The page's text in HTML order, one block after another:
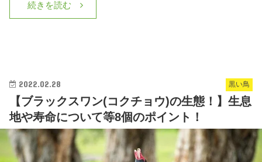
続きを読む
2022.02.28 黒い鳥
【ブラックスワン(コクチョウ)の生態！】生息
地や寿命について等8個のポイント！